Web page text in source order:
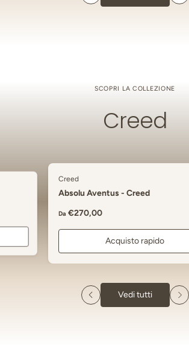
SCOPRI LA COLLEZIONE
Creed
Creed
Absolu Aventus - Creed
Prezzo normale
Da €270,00
Acquisto rapido
Vedi tutti